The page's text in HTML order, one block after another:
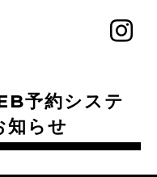
予約システ
知らせ